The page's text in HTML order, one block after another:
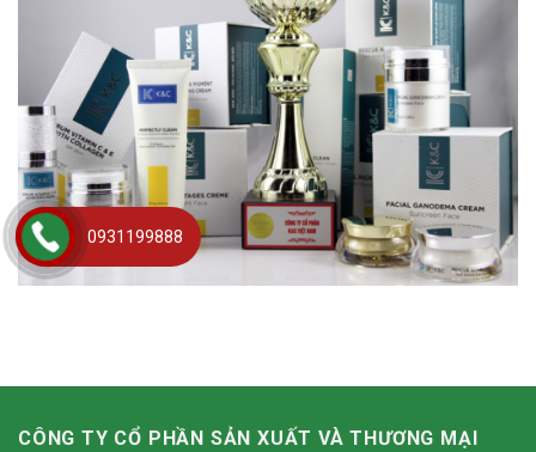
CÔNG TY CỔ PHẦN SẢN XUẤT VÀ THƯƠNG MẠI
0931199888